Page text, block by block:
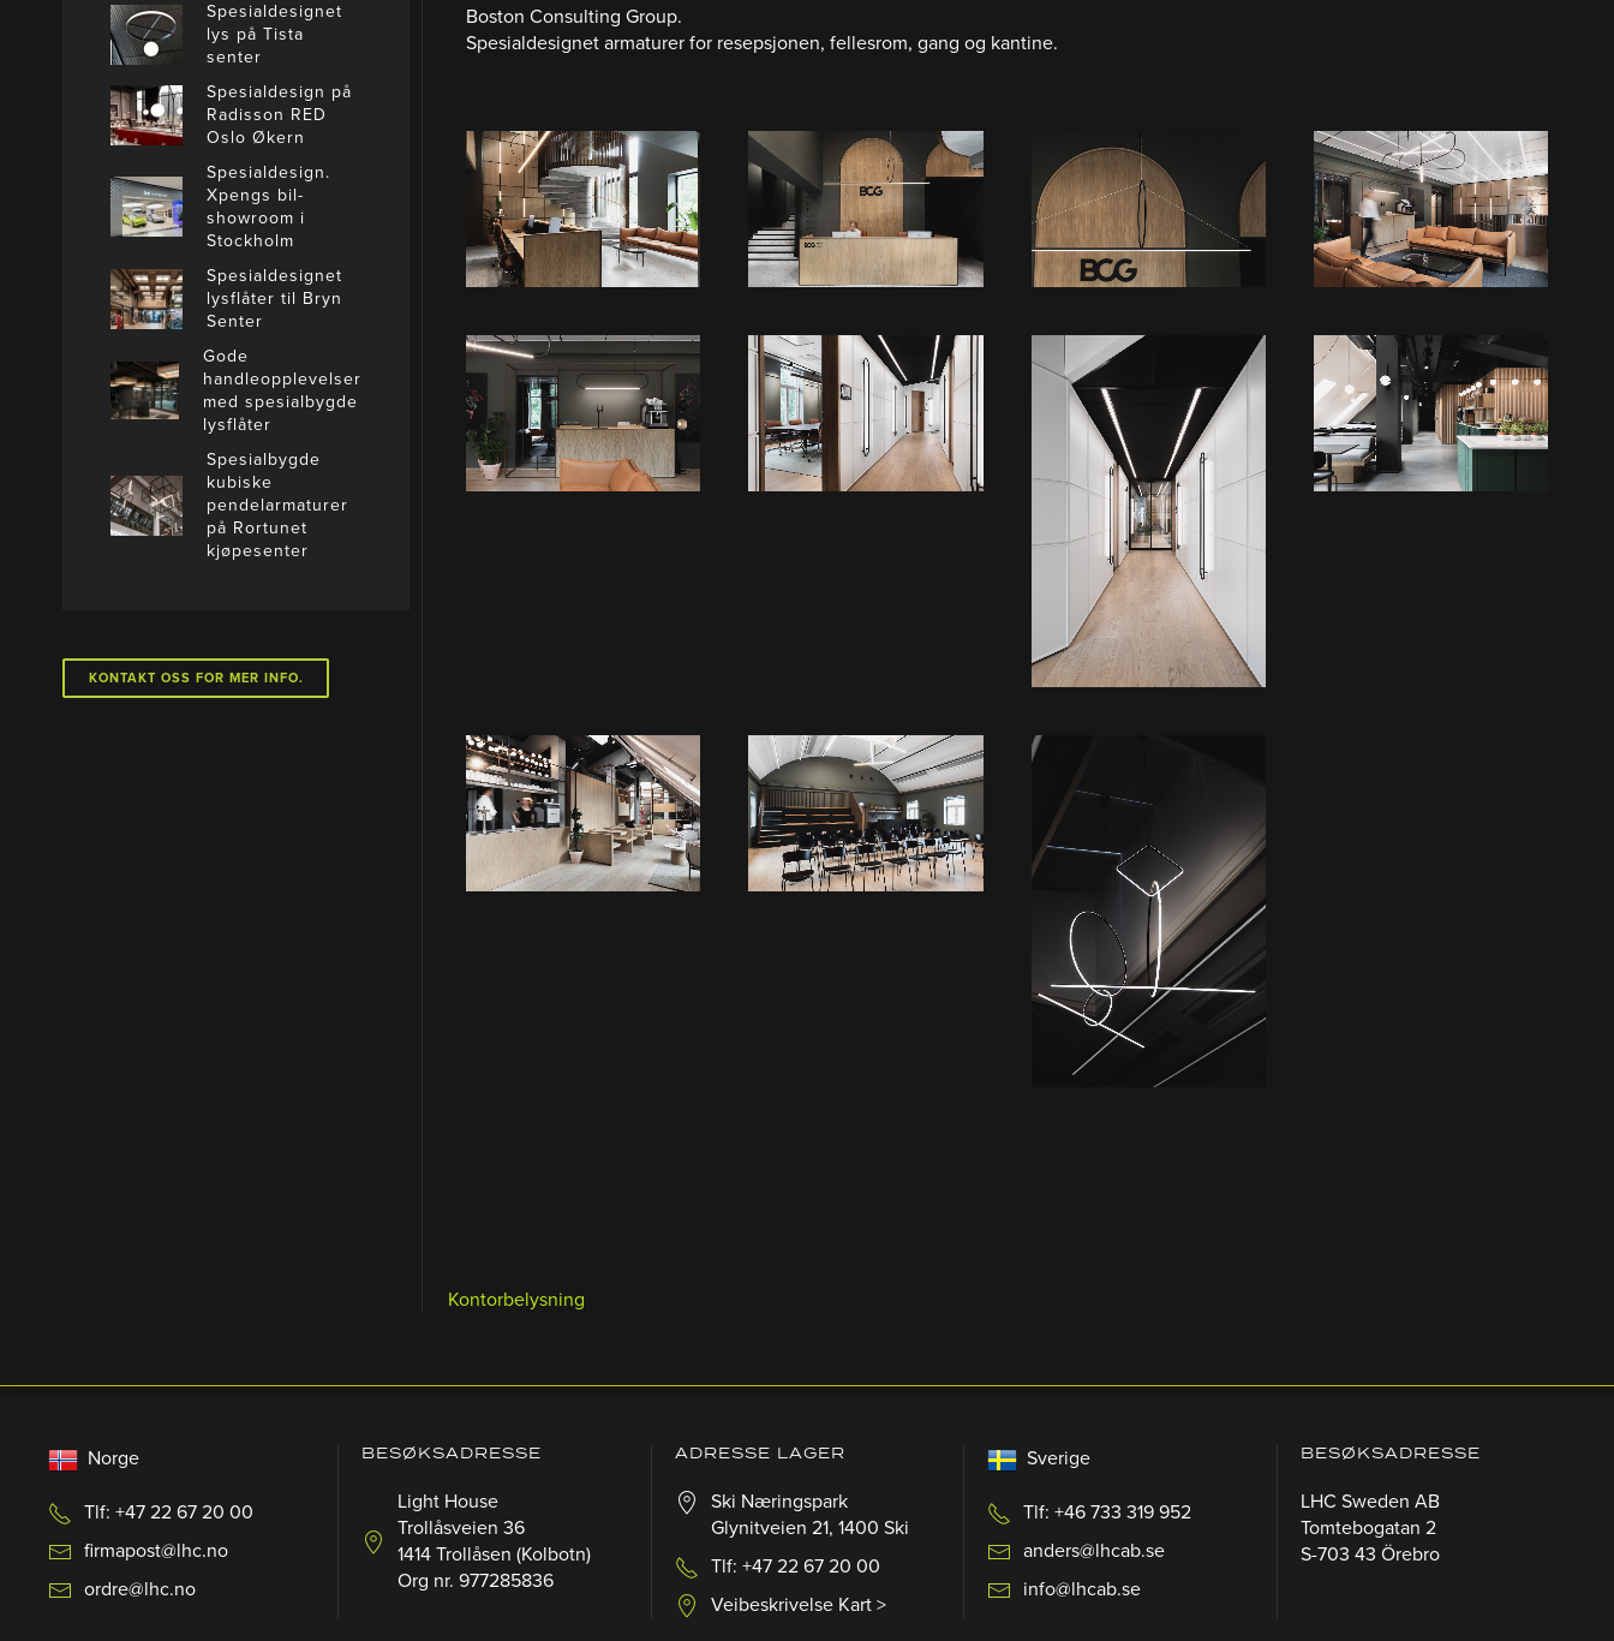
Boston Consulting Group.
Spesialdesignet armaturer for resepsjonen, fellesrom, gang og kantine.
Kontorbelysning
Spesialdesignet
lys på Tista
senter
Spesialdesign på
Radisson RED
Oslo Økern
Spesialdesign.
Xpengs bil-
showroom i
Stockholm
Spesialdesignet
lysflåter til Bryn
Senter
Gode
handleopplevelser
med spesialbygde
lysflåter
Spesialbygde
kubiske
pendelarmaturer
på Rortunet
kjøpesenter
KONTAKT OSS FOR MER INFO.
Norge
Tlf: +47 22 67 20 00
firmapost@lhc.no
ordre@lhc.no
BESØKSADRESSE
Light House
Trollåsveien 36
1414 Trollåsen (Kolbotn)
Org nr. 977285836
ADRESSE LAGER
Ski Næringspark
Glynitveien 21, 1400 Ski
Tlf: +47 22 67 20 00
Veibeskrivelse Kart >
Sverige
Tlf: +46 733 319 952
anders@lhcab.se
info@lhcab.se
BESØKSADRESSE
LHC Sweden AB
Tomtebogatan 2
S-703 43 Örebro